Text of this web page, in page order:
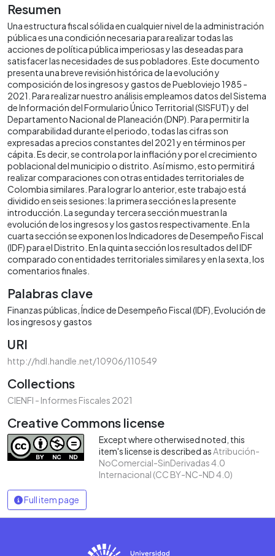
Resumen
Una estructura fiscal sólida en cualquier nivel de la administración
pública es una condición necesaria para realizar todas las
acciones de política pública imperiosas y las deseadas para
satisfacer las necesidades de sus pobladores. Este documento
presenta una breve revisión histórica de la evolución y
composición de los ingresos y gastos de Puebloviejo 1985 -
2021. Para realizar nuestro análisis empleamos datos del Sistema
de Información del Formulario Único Territorial (SISFUT) y del
Departamento Nacional de Planeación (DNP). Para permitir la
comparabilidad durante el periodo, todas las cifras son
expresadas a precios constantes del 2021 y en términos per
cápita. Es decir, se controla por la inflación y por el crecimiento
poblacional del municipio o distrito. Así mismo, esto permitirá
realizar comparaciones con otras entidades territoriales de
Colombia similares. Para lograr lo anterior, este trabajo está
dividido en seis sesiones: la primera sección es la presente
introducción. La segunda y tercera sección muestran la
evolución de los ingresos y los gastos respectivamente. En la
cuarta sección se exponen los Indicadores de Desempeño Fiscal
(IDF) para el Distrito. En la quinta sección los resultados del IDF
comparado con entidades territoriales similares y en la sexta, los
comentarios finales.
Palabras clave
Finanzas públicas Índice de Desempeño Fiscal (IDF) Evolución de
los ingresos y gastos
URI
http://hdl.handle.net/10906/110549
Collections
CIENFI - Informes Fiscales 2021
Creative Commons license
Except where otherwised noted, this
item's license is described asAtribución-
NoComercial-SinDerivadas 4.0
Internacional (CC BY-NC-ND 4.0)
Full item page